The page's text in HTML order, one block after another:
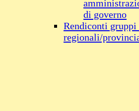
di governo
Rendiconti
regionali/